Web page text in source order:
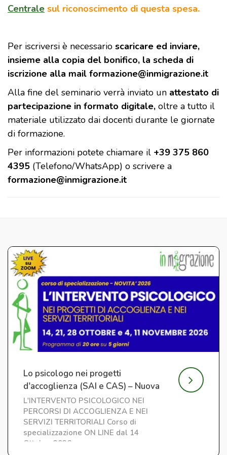
Centrale sul riconoscimento di questa spesa.
Per iscriversi è necessario scaricare ed inviare,
insieme alla copia del bonifico, la scheda di
iscrizione alla mail formazione@inmigrazione.it
Alla fine del seminario verrà inviato un attestato di
partecipazione in formato digitale, oltre a tutto il
materiale utilizzato dai docenti durante le giornate
di formazione.
Per informazioni potete chiamare il +39 375 860
4395 (Telefono/WhatsApp) o scrivere a
formazione@inmigrazione.it
Lo psicologo nei progetti
d'accoglienza (SAI e CAS) – Nuova
edizione
L'INTERVENTO PSICOLOGICO NEI
PERCORSI DI ACCOGLIENZA E NEI
SERVIZI TERRITORIALI Corso di
specializzazione ON LINE dal 14
Ottobre 2026